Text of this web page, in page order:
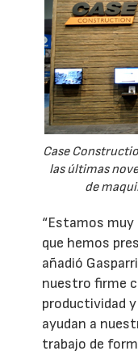
Case
las últimas
de
“Estamos
que hemos
añadió
nuestro firme
productividad
ayudan a
trabajo de